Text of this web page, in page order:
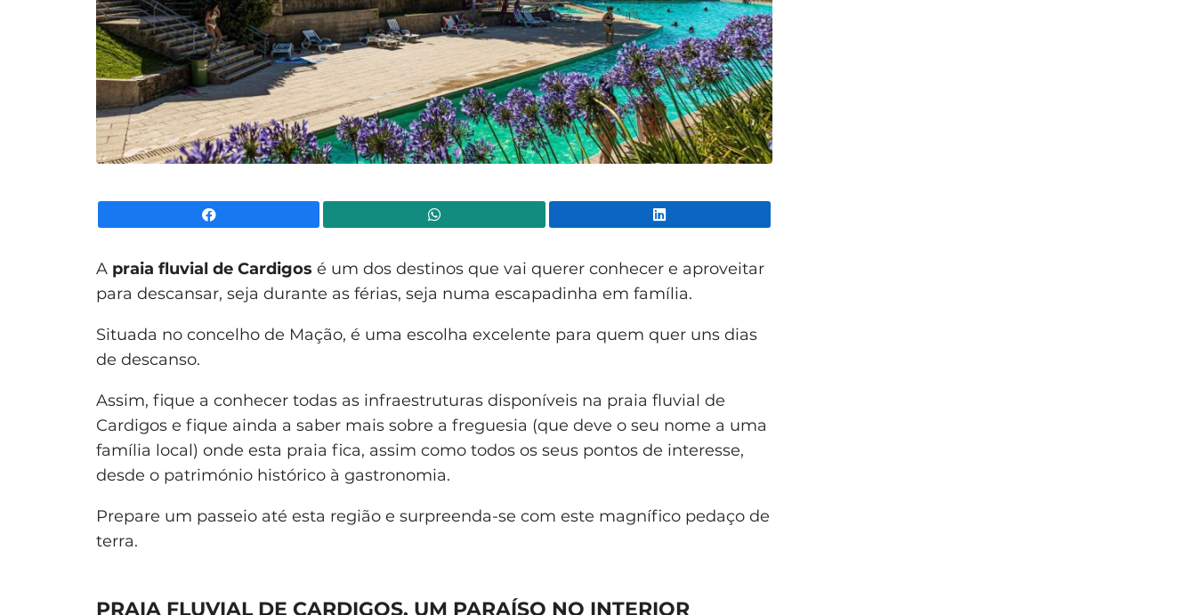
A praia fluvial de Cardigos é um dos destinos que vai querer conhecer e aproveitar
para descansar, seja durante as férias, seja numa escapadinha em família.
Situada no concelho de Mação, é uma escolha excelente para quem quer uns dias
de descanso.
Assim, fique a conhecer todas as infraestruturas disponíveis na praia fluvial de
Cardigos e fique ainda a saber mais sobre a freguesia (que deve o seu nome a uma
família local) onde esta praia fica, assim como todos os seus pontos de interesse,
desde o património histórico à gastronomia.
Prepare um passeio até esta região e surpreenda-se com este magnífico pedaço de
terra.
PRAIA FLUVIAL DE CARDIGOS, UM PARAÍSO NO INTERIOR